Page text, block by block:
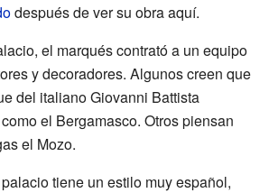
después de ver su obra aquí.
el marqués contrató a un equipo
y decoradores. Algunos creen que
del italiano Giovanni Battista
el Bergamasco. Otros piensan
el Mozo.
tiene un estilo muy español,